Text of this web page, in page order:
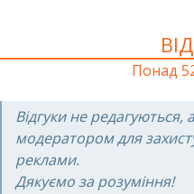
Понад
Відгуки не редагуються,
модератором для
реклами.
Дякуємо за розуміння!